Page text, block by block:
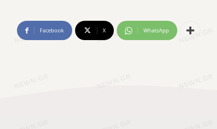
Facebook X WhatsApp